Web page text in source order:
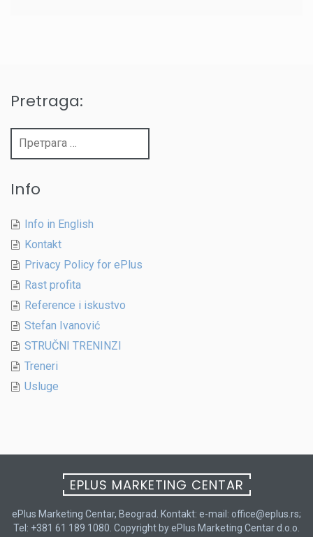
Pretraga:
Info
Info in English
Kontakt
Privacy Policy for ePlus
Rast profita
Reference i iskustvo
Stefan Ivanović
STRUČNI TRENINZI
Treneri
Usluge
EPLUS MARKETING CENTAR
ePlus Marketing Centar, Beograd. Kontakt: e-mail: office@eplus.rs;
Tel: +381 61 189 1080. Copyright by ePlus Marketing Centar d.o.o.